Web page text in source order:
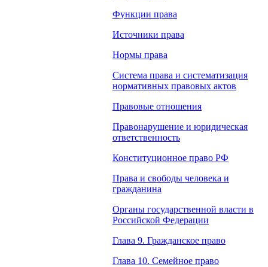
Функции права
Источники права
Нормы права
Система права и систематизация
нормативных правовых актов
Правовые отношения
Правонарушение и юридическая
ответственность
Конституционное право РФ
Права и свободы человека и
гражданина
Органы государственной власти в
Российской Федерации
Глава 9. Гражданское право
Глава 10. Семейное право